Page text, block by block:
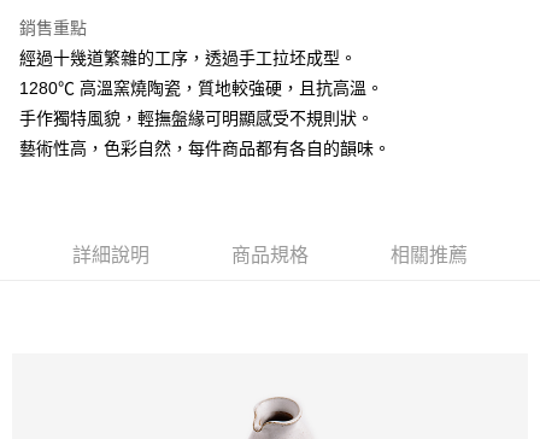
【關於「AFTEE先享後付」】
AFTEE先享後付是「在收到商品之後才付款」的支付方式。 讓您購物簡單
便利好安心！
１．簡單：不需註冊會員、不需綁卡、不需儲值。
２．便利：只要手機號碼，簡訊認證，即可結帳。
３．安心：先確認商品／服務後，再付款。
２．訂單成立數日內，您將收到繳費通知簡訊。
３．收到繳費通知簡訊後14天內，點擊此簡訊中的連結，可透過四大超商／
是否繳費成功／繳費後需取消欲退款等相關疑問，請聯繫「AFTEE先享後付
https://netprotections.freshdesk.com/support/home
ATM付款
全家取貨付款
每筆NT$60，滿NT$1,500(含以上)免運費
銷售重點
經過十幾道繁雜的工序，透過手工拉坯成型。
1280℃ 高溫窯燒陶瓷，質地較強硬，且抗高溫。
手作獨特風貌，輕撫盤緣可明顯感受不規則狀。
藝術性高，色彩自然，每件商品都有各自的韻味。
詳細說明 商品規格 相關推薦